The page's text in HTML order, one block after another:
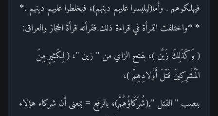
فيهلكوهم . وأما(ليلبسوا عليهم دينهم)، فيخلطوا عليهم دينهم .*
* *واختلفت القرأة في قراءة ذلك.فقرأته قرأة الحجاز والعراق:
( وَكَذَلِكَ زَيَّن )، بفتح الزاي من " زين "، ( لِكَثِيرٍ مِنَ
الْمُشْرِكِينَ قَتْلَ أَوْلادِهِمْ )،
بنصب " القتل ",(شُرَكَاؤُهُمْ)، بالرفع = بمعنى أن شركاء هؤلاء